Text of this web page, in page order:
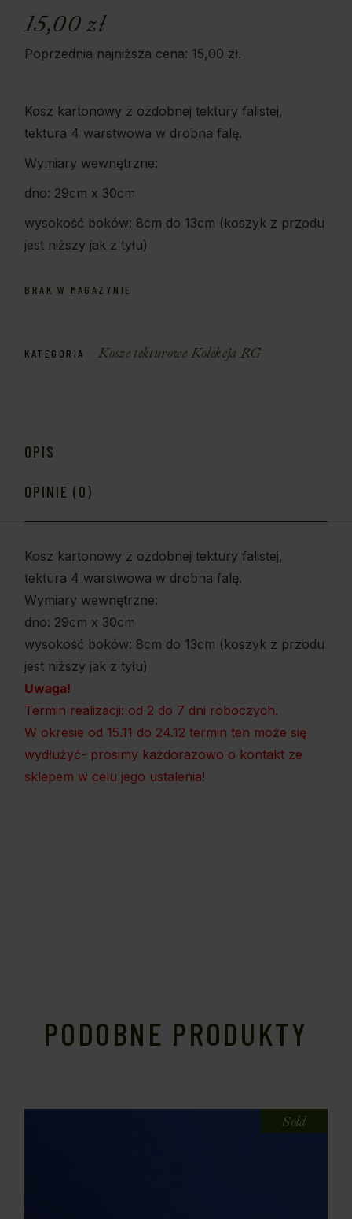
15,00zł
Poprzednia najniższa cena: 15,00 zł.
Kosz kartonowy z ozdobnej tektury falistej,
tektura 4 warstwowa w drobna falę.
Wymiary wewnętrzne:
dno: 29cm x 30cm
wysokość boków: 8cm do 13cm (koszyk z przodu
jest niższy jak z tyłu)
BRAK W MAGAZYNIE
KATEGORIA Kosze tekturowe Kolekcja RG
OPIS
OPINIE (0)
Kosz kartonowy z ozdobnej tektury falistej,
tektura 4 warstwowa w drobna falę.
Wymiary wewnętrzne:
dno: 29cm x 30cm
wysokość boków: 8cm do 13cm (koszyk z przodu
jest niższy jak z tyłu)
Uwaga!
Termin realizacji: od 2 do 7 dni roboczych.
W okresie od 15.11 do 24.12 termin ten może się
wydłużyć- prosimy każdorazowo o kontakt ze
sklepem w celu jego ustalenia!
PODOBNE PRODUKTY
Sold